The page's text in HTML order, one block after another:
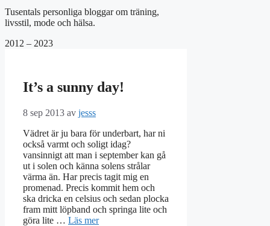
Tusentals personliga bloggar om träning,
livsstil, mode och hälsa.
2012 – 2023
It’s a sunny day!
8 sep 2013 av jesss
Vädret är ju bara för underbart, har ni
också varmt och soligt idag?
vansinnigt att man i september kan gå
ut i solen och känna solens strålar
värma än. Har precis tagit mig en
promenad. Precis kommit hem och
ska dricka en celsius och sedan plocka
fram mitt löpband och springa lite och
göra lite … Läs mer